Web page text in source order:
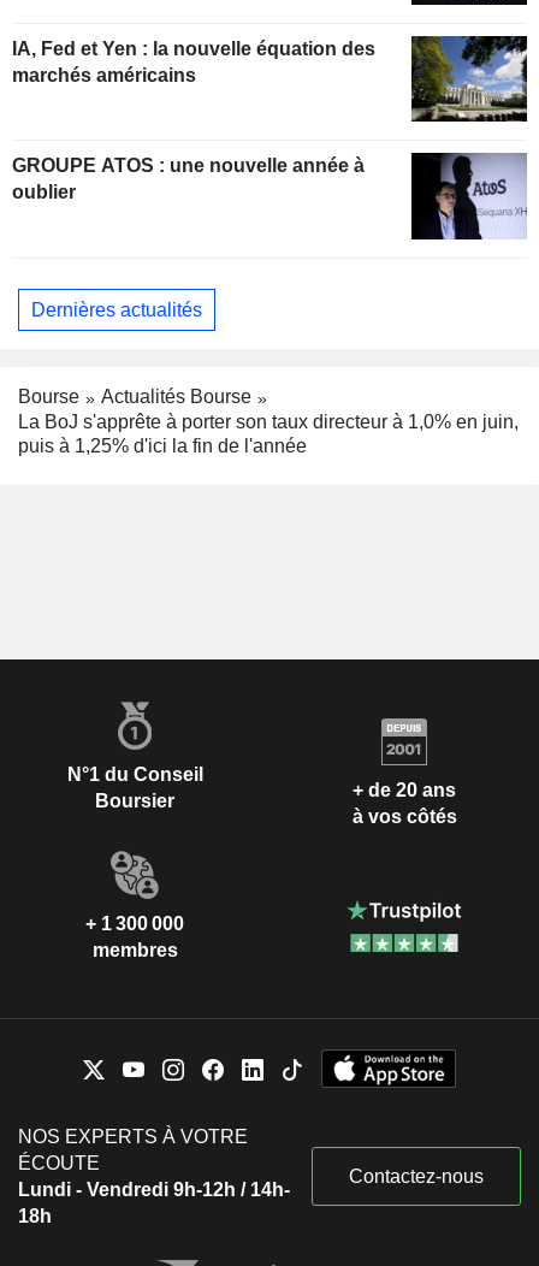
IA, Fed et Yen : la nouvelle équation des
marchés américains
GROUPE ATOS : une nouvelle année à
oublier
Dernières actualités
Bourse
Actualités Bourse
La BoJ s'apprête à porter son taux directeur à 1,0% en juin,
puis à 1,25% d'ici la fin de l'année
N°1 du Conseil
Boursier
+ de 20 ans
à vos côtés
+ 1 300 000
membres
NOS EXPERTS À VOTRE
ÉCOUTE
Lundi - Vendredi 9h-12h / 14h-
18h
Contactez-nous